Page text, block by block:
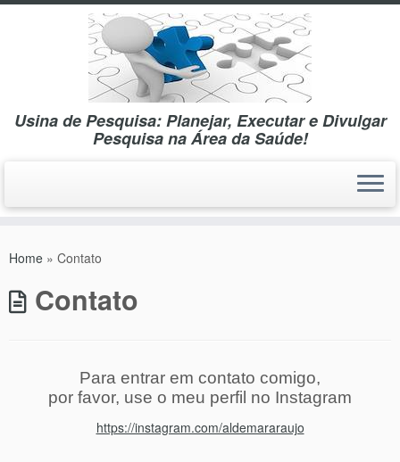
Usina de Pesquisa: Planejar, Executar e Divulgar
Pesquisa na Área da Saúde!
Home » Contato
Contato
Para entrar em contato comigo,
por favor, use o meu perfil no Instagram
https://instagram.com/aldemararaujo